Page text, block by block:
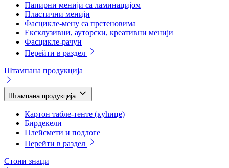
Папирни менији са ламинацијом
Пластични менији
Фасцикле-мену са прстеновима
Ексклузивни, ауторски, креативни менији
Фасцикле-рачун
Перейти в раздел
Штампана продукција
Штампана продукција
Картон табле-тенте (кућице)
Бирдекели
Плейсмети и подлоге
Перейти в раздел
Стони знаци